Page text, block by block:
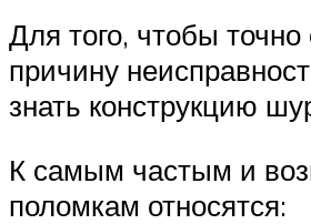
Для того, чтобы точно
причину
знать конструкцию
К самым частым и
поломкам относятся: